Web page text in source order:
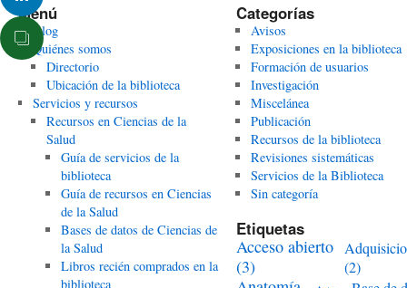
Menú
Blog
Quiénes somos
Directorio
Ubicación de la biblioteca
Servicios y recursos
Recursos en Ciencias de la
Salud
Guía de servicios de la
biblioteca
Guía de recursos en Ciencias
de la Salud
Bases de datos de Ciencias de
la Salud
Libros recién comprados en la
biblioteca
Categorías
Avisos
Exposiciones en la biblioteca
Formación de usuarios
Investigación
Miscelánea
Publicación
Recursos de la biblioteca
Revisiones sistemáticas
Servicios de la Biblioteca
Sin categoría
Etiquetas
Acceso abierto
(3)
(2)